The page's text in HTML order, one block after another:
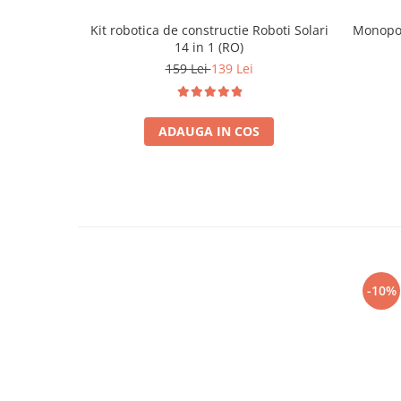
Kit robotica de constructie Roboti Solari
14 in 1 (RO)
159 Lei139 Lei
ADAUGA IN COS
-10%